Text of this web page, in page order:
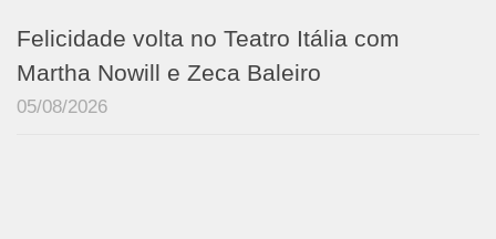
Felicidade volta no Teatro Itália com
Martha Nowill e Zeca Baleiro
05/08/2026